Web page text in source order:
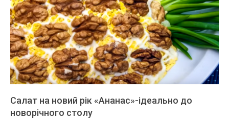
Салат на новий рік «Ананас»-ідеально до
новорічного столу